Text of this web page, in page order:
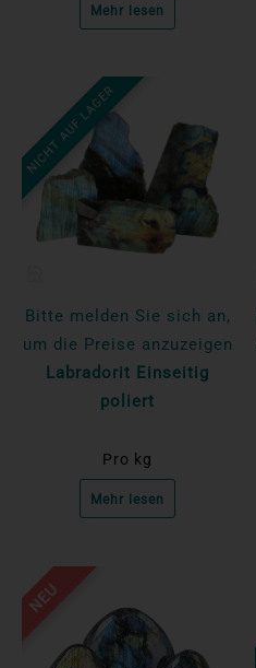
Mehr lesen
NICHT AUF LAGER
Bitte melden Sie sich an,
um die Preise anzuzeigen
Labradorit Einseitig
poliert
Pro kg
Mehr lesen
NEU